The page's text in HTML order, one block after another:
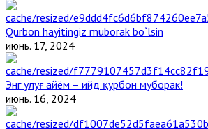
Qurbon hayitingiz muborak bo`lsin
июнь. 17, 2024
Энг улуғ айём – ийд қурбон муборак!
июнь. 16, 2024